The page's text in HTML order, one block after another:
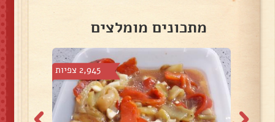
מתכונים מומלצים
2,945 צפיות